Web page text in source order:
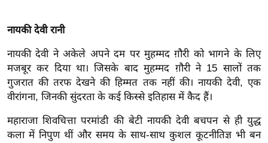
ल
श
ख्सि
य
त
यं
ग
नायकी देवी रानी
नायकी देवी ने अकेले अपने दम पर मुहम्मद ग़ौरी को भागने के लिए
मजबूर कर दिया था। जिसके बाद मुहम्मद ग़ौरी ने 15 सालों तक
गुजरात की तरफ देखने की हिम्मत तक नहीं की। नायकी देवी, एक
वीरांगना, जिनकी सुंदरता के कई किस्से इतिहास में कैद हैं।
महाराजा शिवचित्ता परमांडी की बेटी नायकी देवी बचपन से ही युद्ध
कला में निपुण थीं और समय के साथ-साथ कुशल कूटनीतिज्ञ भी बन